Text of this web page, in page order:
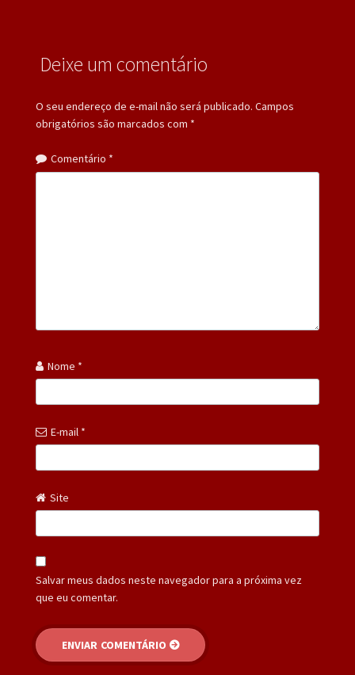
Deixe um comentário
O seu endereço de e-mail não será publicado. Campos
obrigatórios são marcados com *
Comentário *
Nome *
E-mail *
Site
Salvar meus dados neste navegador para a próxima vez
que eu comentar.